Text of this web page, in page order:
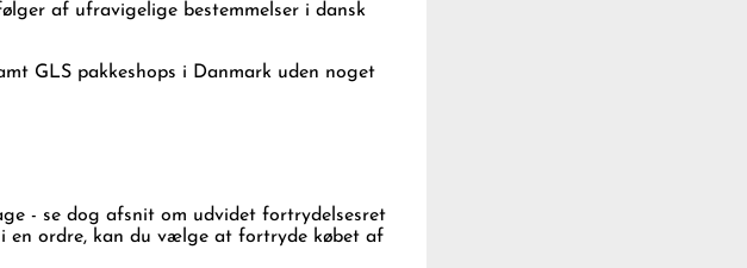
af ufravigelige bestemmelser i dansk
GLS pakkeshops i Danmark uden noget
- se dog afsnit om udvidet fortrydelsesret
en ordre, kan du vælge at fortryde købet af